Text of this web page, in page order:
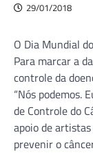
29/01/2018
O Dia Mundial
Para marcar a
controle da
“Nós podemos.
de Controle do
apoio de
prevenir o